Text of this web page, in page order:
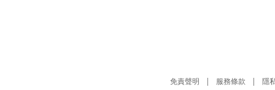
免責聲明 | 服務條款 | 隱